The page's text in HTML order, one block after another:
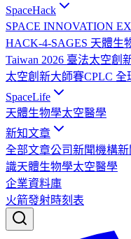
SpaceHack
SPACE INNOVATION
HACK-4-SAGES 天體生
Taiwan 2026 臺法太空創
太空創新大師賽CPLC 全
SpaceLife
天體生物學太空醫學
新知文章
全部文章公司新聞機構新
識天體生物學太空醫學
企業資料庫
火箭發射時刻表